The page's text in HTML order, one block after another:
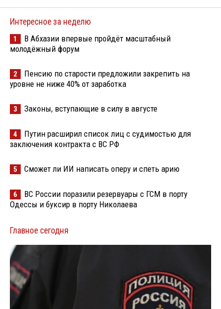
Интересное за неделю
1
В Абхазии впервые пройдёт масштабный
молодёжный форум
2
Пенсию по старости предложили закрепить на
уровне не ниже 40% от заработка
3 Законы, вступающие в силу в августе
4
Путин расширил список лиц с судимостью для
заключения контракта с ВС РФ
5 Сможет ли ИИ написать оперу и спеть арию
6
ВС России поразили резервуары с ГСМ в порту
Одессы и буксир в порту Николаева
Главное сегодня